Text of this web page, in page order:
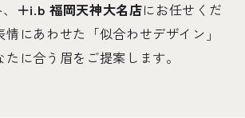
＋i.b 福岡天神大名店にお任せくだ
にあわせた「似合わせデザイン」
たに合う眉をご提案します。